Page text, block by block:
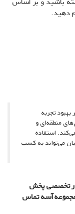
دهید.
تجربه
منطقه‌ای و
استفاده
می‌تواند به کسب
تخصصی پخش
آسه تماس